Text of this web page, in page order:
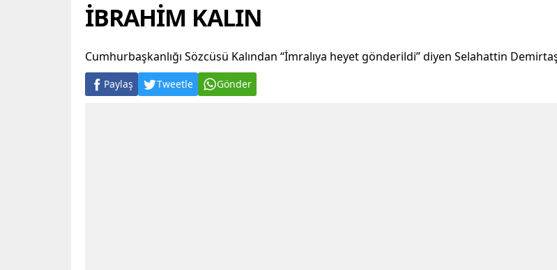
İBRAHİM KALIN
Cumhurbaşkanlığı Sözcüsü Kalından “İmralıya heyet gönderildi” diyen Selahattin
Paylaş Tweetle Gönder